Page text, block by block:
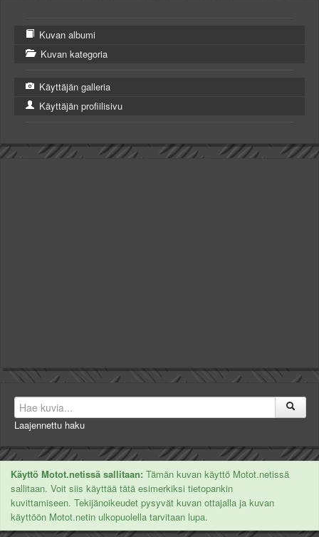
Kuvan albumi
Kuvan kategoria
Käyttäjän galleria
Käyttäjän profiilisivu
Laajennettu haku
Käyttö Motot.netissä sallitaan: Tämän kuvan käyttö Motot.netissä
sallitaan. Voit siis käyttää tätä esimerkiksi tietopankin
kuvittamiseen. Tekijänoikeudet pysyvät kuvan ottajalla ja kuvan
käyttöön Motot.netin ulkopuolella tarvitaan lupa.